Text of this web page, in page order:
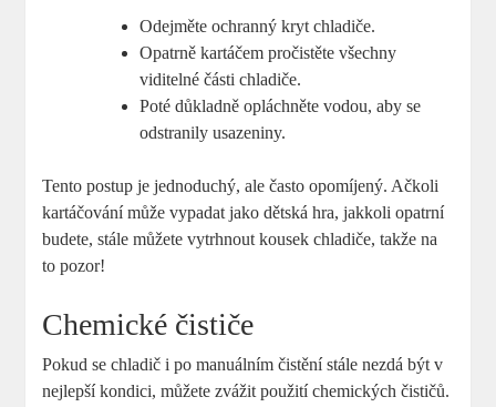
Odejměte ochranný kryt chladiče.
Opatrně kartáčem pročistěte všechny
viditelné části chladiče.
Poté důkladně opláchněte vodou, aby se
odstranily usazeniny.
Tento postup je jednoduchý, ale často opomíjený. Ačkoli
kartáčování může vypadat jako dětská hra, jakkoli opatrní
budete, stále můžete vytrhnout kousek chladiče, takže na
to pozor!
Chemické čističe
Pokud se chladič i po manuálním čistění stále nezdá být v
nejlepší kondici, můžete zvážit použití chemických čističů.